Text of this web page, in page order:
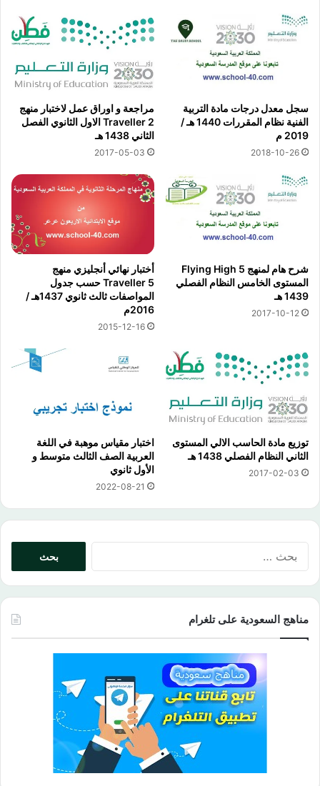
سجل معدل درجات مادة التربية
الفنية نظام المقررات 1440 هـ /
2019 م
2018-10-26
مراجعة و اوراق عمل لاختبار منهج
Traveller 2 الاول الثانوي الفصل
الثاني 1438 هـ
2017-05-03
شرح هام لمنهج Flying High 5
المستوى الخامس النظام الفصلي
1439 هـ
2017-10-12
أختبار نهائي أنجليزي منهج
Traveller 5 حسب جدول
المواصفات ثالث ثانوي 1437هـ /
2016م
2015-12-16
توزيع مادة الحاسب الالي المستوى
الثاني النظام الفصلي 1438 هـ
2017-02-03
اختبار مقياس موهبة في اللغة
العربية الصف الثالث متوسط و
الأول ثانوي
2022-08-21
مناهج السعودية على تلغرام